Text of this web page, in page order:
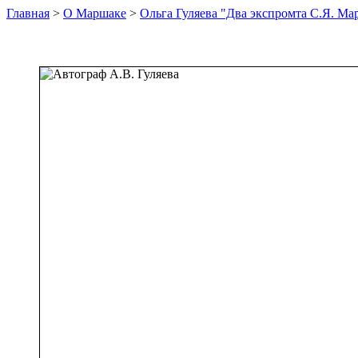
Главная > О Маршаке > Ольга Гуляева "Два экспромта С.Я.